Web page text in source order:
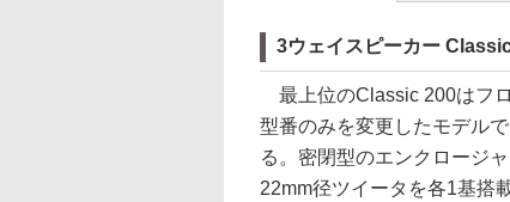
3ウェイスピーカー
最上位のClassic 200はフ
型番のみを変更したモデル
る。密閉型のエンクロージ
22mm径ツイータを各1基搭